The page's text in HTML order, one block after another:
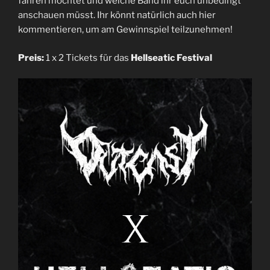
anschauen müsst. Ihr könnt natürlich auch hier
kommentieren, um am Gewinnspiel teilzunehmen!
Preis:1 x 2 Tickets für das Hellseatic Festival